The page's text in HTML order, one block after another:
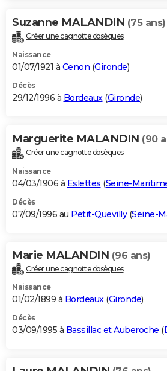
Suzanne MALANDIN (75 ans)
Créer une cagnotte obsèques
Naissance
01/07/1921 à Cenon (Gironde)
Décès
29/12/1996 à Bordeaux(Gironde)
Marguerite MALANDIN (90
Créer une cagnotte obsèques
Naissance
04/03/1906 à Eslettes (Seine-
Décès
07/09/1996 au Petit-Quevilly(Seine-
Marie MALANDIN (96 ans)
Créer une cagnotte obsèques
Naissance
01/02/1899 à Bordeaux(Gironde)
Décès
03/09/1995 à Bassillac et Auberoche (